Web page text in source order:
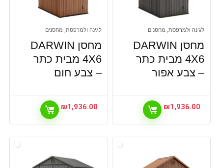
לגינה ולמרפסת, מחסנים
מחסן DARWIN
4X6 מבית כתר
– צבע אפור
₪1,936.00
לגינה ולמרפסת, מחסנים
מחסן DARWIN
4X6 מבית כתר
– צבע חום
₪1,936.00